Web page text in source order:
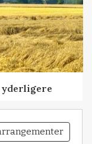
yderligere